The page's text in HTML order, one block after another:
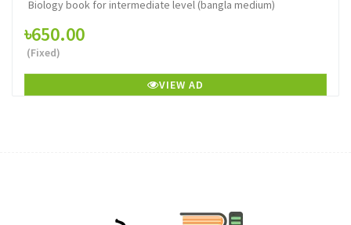
Biology book for intermediate level (bangla medium)
৳650.00
(Fixed)
VIEW AD